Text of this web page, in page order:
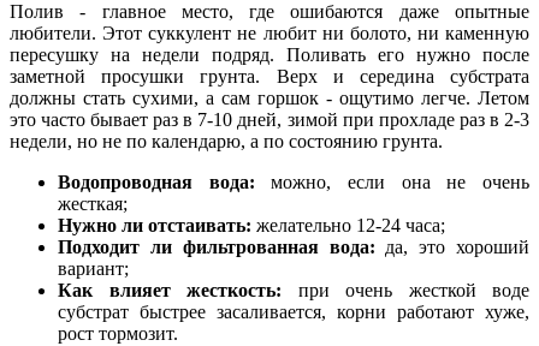
Полив - главное место, где ошибаются даже опытные
любители. Этот суккулент не любит ни болото, ни каменную
пересушку на недели подряд. Поливать его нужно после
заметной просушки грунта. Верх и середина субстрата
должны стать сухими, а сам горшок - ощутимо легче. Летом
это часто бывает раз в 7-10 дней, зимой при прохладе раз в 2-3
недели, но не по календарю, а по состоянию грунта.
Водопроводная вода: можно, если она не очень
жесткая;
Нужно ли отстаивать: желательно 12-24 часа;
Подходит ли фильтрованная вода: да, это хороший
вариант;
Как влияет жесткость: при очень жесткой воде
субстрат быстрее засаливается, корни работают хуже,
рост тормозит.